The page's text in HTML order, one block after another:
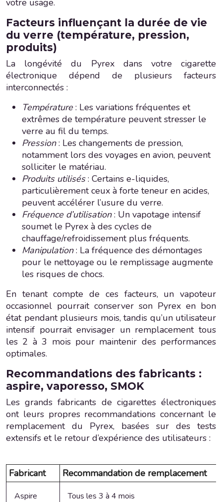
Facteurs influençant la durée de vie
du verre (température, pression,
produits)
La longévité du Pyrex dans votre cigarette
électronique dépend de plusieurs facteurs
interconnectés :
Température: Les variations fréquentes et
extrêmes de température peuvent stresser le
verre au fil du temps.
Pression: Les changements de pression,
notamment lors des voyages en avion, peuvent
solliciter le matériau.
Produits utilisés: Certains e-liquides,
particulièrement ceux à forte teneur en acides,
peuvent accélérer l’usure du verre.
Fréquence d’utilisation: Un vapotage intensif
soumet le Pyrex à des cycles de
chauffage/refroidissement plus fréquents.
Manipulation: La fréquence des démontages
pour le nettoyage ou le remplissage augmente
les risques de chocs.
En tenant compte de ces facteurs, un vapoteur
occasionnel pourrait conserver son Pyrex en bon
état pendant plusieurs mois, tandis qu’un utilisateur
intensif pourrait envisager un remplacement tous
les 2 à 3 mois pour maintenir des performances
optimales.
Recommandations des fabricants :
aspire, vaporesso, SMOK
Les grands fabricants de cigarettes électroniques
ont leurs propres recommandations concernant le
remplacement du Pyrex, basées sur des tests
extensifs et le retour d’expérience des utilisateurs :
Fabricant Recommandation de remplacement
Aspire Tous les 3 à 4 mois